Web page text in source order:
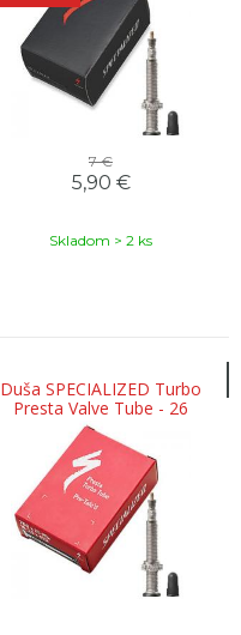
7 €
5,90 €
Skladom > 2 ks
Duša SPECIALIZED Turbo
Presta Valve Tube - 26